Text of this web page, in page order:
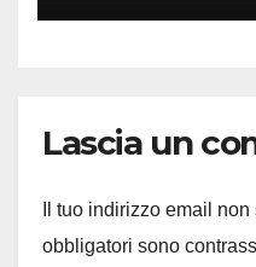
Lascia un
Il tuo indirizzo email
obbligatori sono